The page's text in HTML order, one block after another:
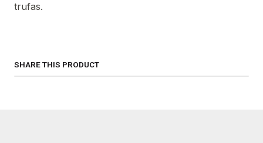
trufas.
SHARE THIS PRODUCT